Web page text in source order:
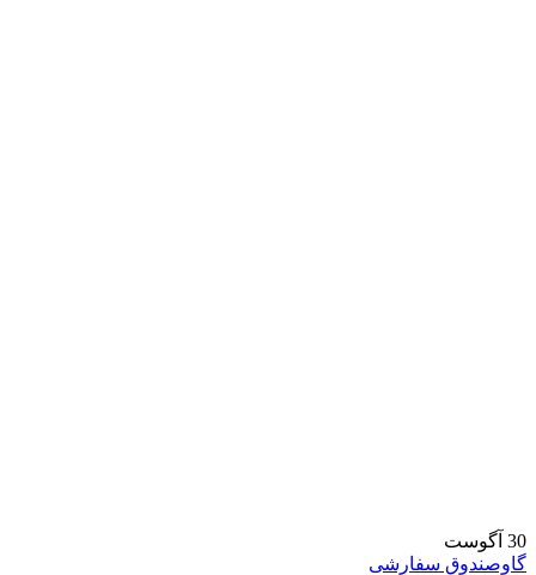
30 آگوست
گاوصندوق سفارشی